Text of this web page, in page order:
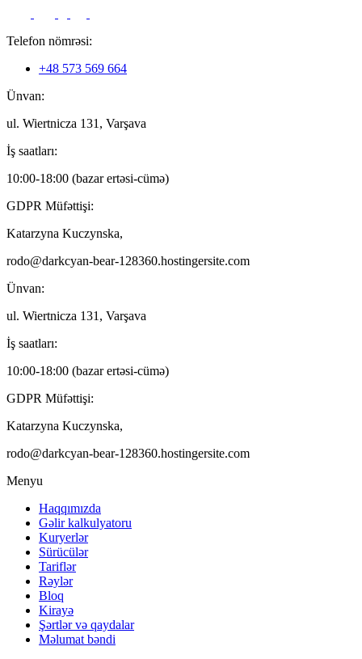
Telefon nömrəsi:
+48 573 569 664
Ünvan:
ul. Wiertnicza 131, Varşava
İş saatları:
10:00-18:00 (bazar ertəsi-cümə)
GDPR Müfəttişi:
Katarzyna Kuczynska,
rodo@darkcyan-bear-128360.hostingersite.com
Ünvan:
ul. Wiertnicza 131, Varşava
İş saatları:
10:00-18:00 (bazar ertəsi-cümə)
GDPR Müfəttişi:
Katarzyna Kuczynska,
rodo@darkcyan-bear-128360.hostingersite.com
Menyu
Haqqımızda
Gəlir kalkulyatoru
Kuryerlər
Sürücülər
Tariflər
Rəylər
Bloq
Kirayə
Şərtlər və qaydalar
Məlumat bəndi